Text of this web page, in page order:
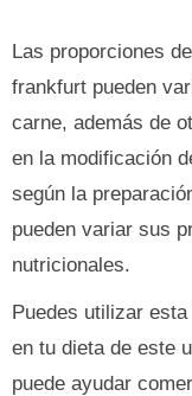
Las proporciones
frankfurt pueden
carne, además de
en la modificación
según la
pueden variar sus
nutricionales.
Puedes utilizar
en tu dieta de este
puede ayudar